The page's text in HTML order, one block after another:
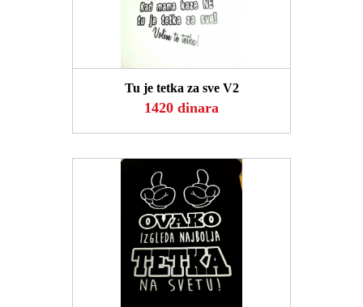
POGLEDAJ
Tu je tetka za sve V2
1420 dinara